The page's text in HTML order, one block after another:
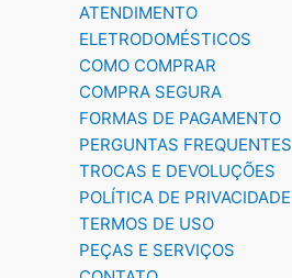
ATENDIMENTO
ELETRODOMÉSTICOS
COMO COMPRAR
COMPRA SEGURA
FORMAS DE PAGAMENTO
PERGUNTAS FREQUENTES
TROCAS E DEVOLUÇÕES
POLÍTICA DE PRIVACIDADE
TERMOS DE USO
PEÇAS E SERVIÇOS